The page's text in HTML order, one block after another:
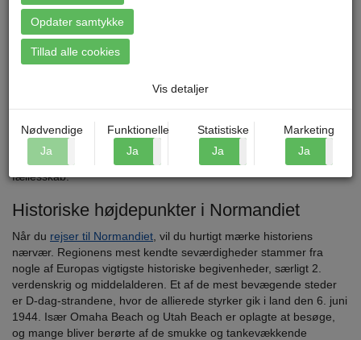
Riis Rejser d. 28.07.2025
Normandiet er som skabt til dig, der holder af smuk natur, store
historiske fortællinger og oplevelser med ro og nærvær. Her
seværdigheder, der har sat deres præg på verdenshistorien. Fra
de dramatiske D-dag-strande til den ikoniske Mont Saint-Michel –
seværdigheder i Normandiet byder på noget for både hjerte og
øjne. Med
kan du opleve det hele i trygge rammer og
fællesskab.
Historiske højdepunkter i Normandiet
Når du rejser til Normandiet , vil du hurtigt mærke historiens
nærvær. Regionens mest kendte seværdigheder stammer fra
nogle af Europas vigtigste historiske begivenheder, særligt 2.
verdenskrig og middelalderen. Et af de mest bevægende steder
er D-dag-strandene, hvor de allierede styrker gik i land den 6. juni
1944. Især Omaha Beach og Utah Beach er oplagte at besøge,
og mange bliver berørte af de smukke og tankevækkende
Opdater samtykke
Tillad alle cookies
Vis detaljer
Nødvendige
Ja
Funktionelle
Ja
Statistiske
Ja
Marketing
Ja